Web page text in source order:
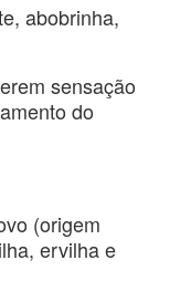
abobrinha,
sensação
do
(origem
ervilha e